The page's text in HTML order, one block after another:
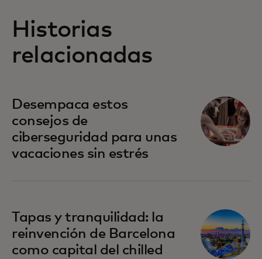
Historias
relacionadas
Desempaca estos
consejos de
ciberseguridad para unas
vacaciones sin estrés
Tapas y tranquilidad: la
reinvención de Barcelona
como capital del chilled